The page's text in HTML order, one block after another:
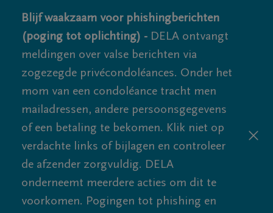
Blijf waakzaam voor phishingberichten
(poging tot oplichting) - DELA ontvangt
meldingen over valse berichten via
zogezegde privécondoléances. Onder het
mom van een condoléance tracht men
mailadressen, andere persoonsgegevens
of een betaling te bekomen. Klik niet op
verdachte links of bijlagen en controleer
de afzender zorgvuldig. DELA
onderneemt meerdere acties om dit te
voorkomen. Pogingen tot phishing en